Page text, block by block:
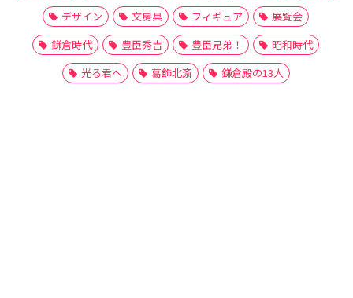
デザイン
文房具 フィギュア
展覧会
鎌倉時代
豊臣秀吉 豊臣兄弟！
昭和時代
光る君へ
葛飾北斎 鎌倉殿の13人